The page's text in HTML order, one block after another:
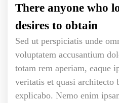
There anyone who
desires to obtain
Sed ut perspiciatis unde
voluptatem accusantium
totam rem aperiam, eaque
veritatis et quasi architecto
explicabo. Nemo enim